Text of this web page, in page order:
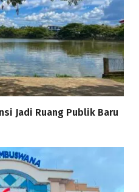
Jadi Ruang Publik Baru